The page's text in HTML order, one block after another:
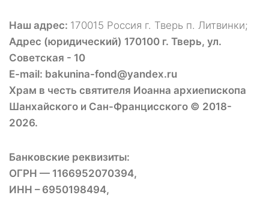
Наш адрес: 170015 Россия г. Тверь п. Литвинки;
Адрес (юридический) 170100 г. Тверь, ул.
Советская - 10
E-mail: bakunina-fond@yandex.ru
Храм в честь святителя Иоанна архиепископа
Шанхайского и Сан-Францисского © 2018-
2026.
Банковские реквизиты:
ОГРН — 1166952070394,
ИНН – 6950198494,